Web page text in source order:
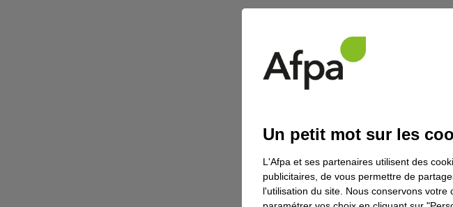
Que fait-il
Le/la
contribuant à la
A partir d'un
(se) de structures
structure
être également
Une attention
du métal ne sont
Un petit mot sur les
L'Afpa et ses partenaires utilisent des
publicitaires, de vous permettre de
l'utilisation du site. Nous conservons